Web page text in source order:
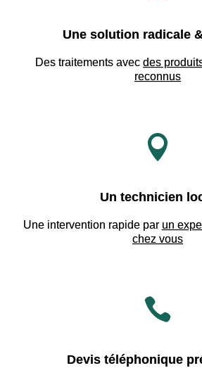
Une solution radicale
Des traitements avec des
reconnus

Un technicien
Une intervention rapide par un
chez vous

Devis téléphonique